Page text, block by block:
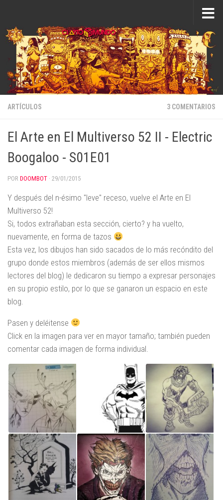
ARTÍCULOS 3 COMENTARIOS
El Arte en El Multiverso 52 II - Electric
Boogaloo - S01E01
POR DOOMBOT · 29/01/2015
Y después del n-ésimo "leve" receso, vuelve el Arte en El
Multiverso 52!
Si, todos extrañaban esta sección, cierto? y ha vuelto,
nuevamente, en forma de tazos
Esta vez, los dibujos han sido sacados de lo más recóndito del
grupo donde estos miembros (además de ser ellos mismos
lectores del blog) le dedicaron su tiempo a expresar personajes
en su propio estilo, por lo que se ganaron un espacio en este
blog.
Pasen y deléitense
Click en la imagen para ver en mayor tamaño; también pueden
comentar cada imagen de forma individual.